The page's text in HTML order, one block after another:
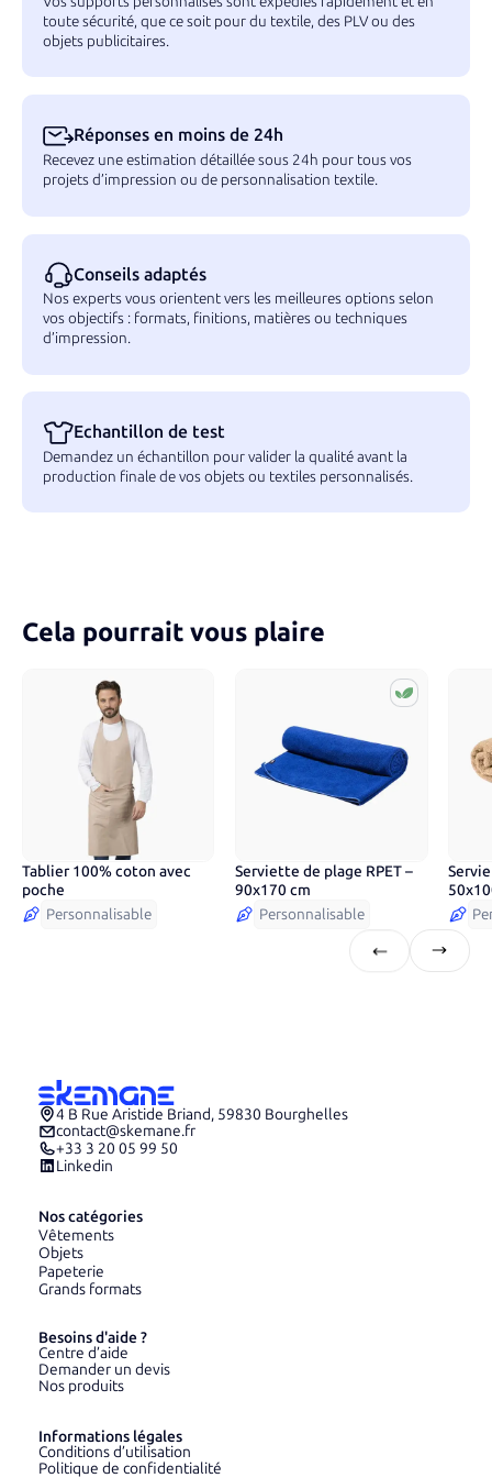
toute sécurité, que ce soit pour du textile, des PLV ou des
objets publicitaires.
Réponses en moins de 24h
Recevez une estimation détaillée sous 24h pour tous vos
projets d’impression ou de personnalisation textile.
Conseils adaptés
Nos experts vous orientent vers les meilleures options selon
vos objectifs : formats, finitions, matières ou techniques
d’impression.
Echantillon de test
Demandez un échantillon pour valider la qualité avant la
production finale de vos objets ou textiles personnalisés.
Cela pourrait vous plaire
12couleurs
Tablier 100% coton avec
poche
Personnalisable
5couleurs
Serviette de plage RPET –
90x170 cm
Personnalisable
6
4 B Rue Aristide Briand, 59830 Bourghelles
contact@skemane.fr
+33 3 20 05 99 50
Linkedin
Nos catégories
Vêtements
Objets
Papeterie
Grands formats
Besoins d'aide ?
Centre d’aide
Demander un devis
Nos produits
Informations légales
Conditions d’utilisation
Politique de confidentialité